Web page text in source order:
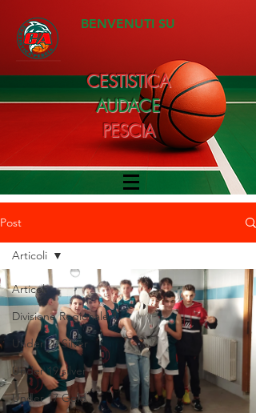
BENVENUTI SU
CESTISTICA
AUDACE
PESCIA
Post
Articoli
Divisione Regionale 1
Under 20 Silver
Under 19 silver
Under 17 Gold
Articoli